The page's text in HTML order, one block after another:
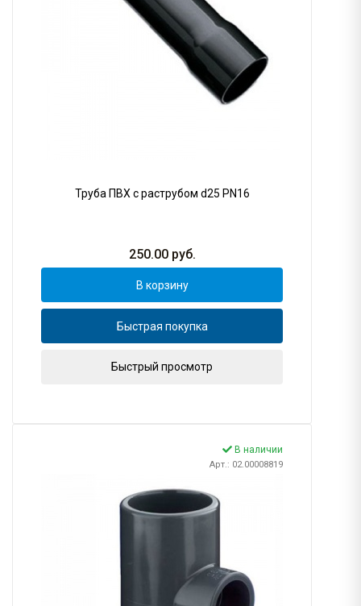
Труба ПВХ с раструбом d25 PN16
250.00руб.
В корзину
Быстрая покупка
Быстрый просмотр
В наличии
Арт.: 02.00008819